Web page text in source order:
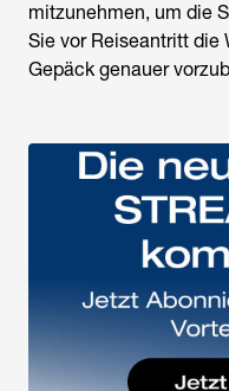
mitzunehmen, um die
Sie vor Reiseantritt die
Gepäck genauer